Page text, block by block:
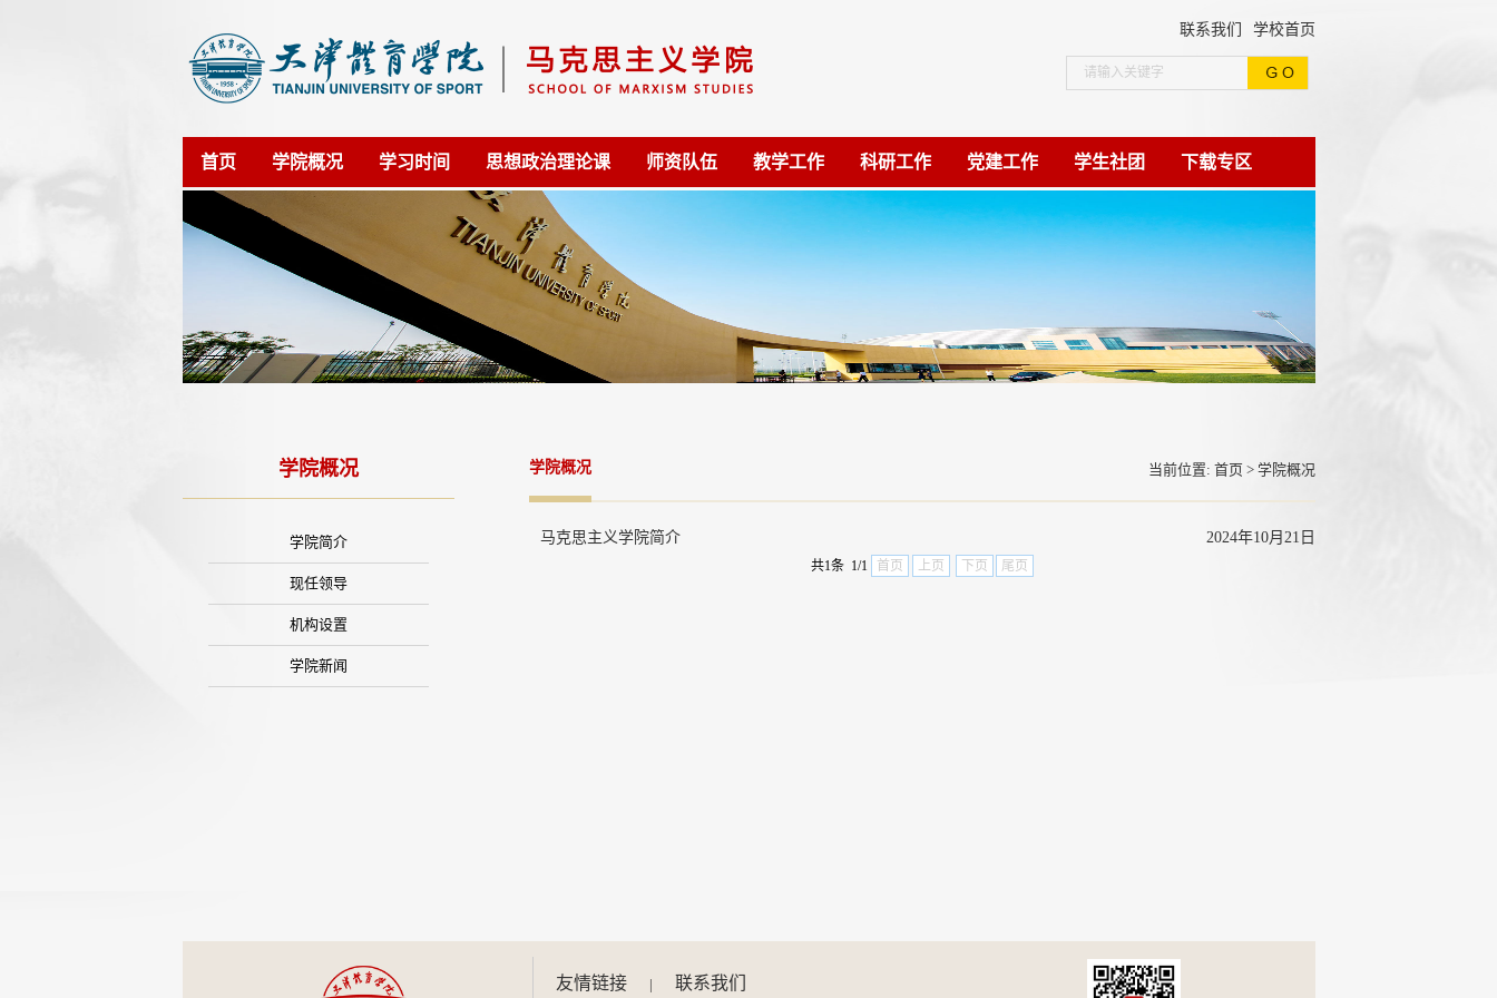
学校首页
联系我们
首页 学院概况 学习时间 思想政治理论课 师资队伍 教学工作 科研工作 党建工作 学生社团 下载专区
学院概况
学院简介
现任领导
机构设置
学院新闻
学院概况 当前位置: 首页 > 学院概况
马克思主义学院简介 2024年10月21日
共1条 1/1 首页 上页 下页 尾页
友情链接 | 联系我们